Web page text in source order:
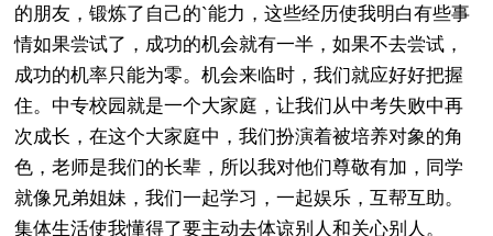
的朋友，锻炼了自己的`能力，这些经历使我明白有些事
情如果尝试了，成功的机会就有一半，如果不去尝试，
成功的机率只能为零。机会来临时，我们就应好好把握
住。中专校园就是一个大家庭，让我们从中考失败中再
次成长，在这个大家庭中，我们扮演着被培养对象的角
色，老师是我们的长辈，所以我对他们尊敬有加，同学
就像兄弟姐妹，我们一起学习，一起娱乐，互帮互助。
集体生活使我懂得了要主动去体谅别人和关心别人。